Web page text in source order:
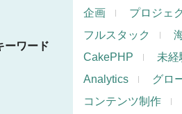
ーワード
企画
プロジェ
フルスタック
CakePHP
未経
Analytics
グロ
コンテンツ制作